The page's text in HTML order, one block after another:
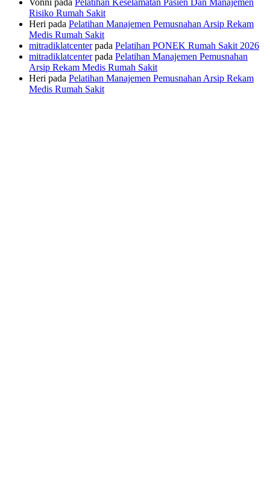
Vonni pada Pelatihan Keselamatan Pasien Dan Manajemen
Risiko Rumah Sakit
Heri pada Pelatihan Manajemen Pemusnahan Arsip Rekam
Medis Rumah Sakit
mitradiklatcenterpada Pelatihan PONEK Rumah Sakit 2026
mitradiklatcenterpada Pelatihan Manajemen Pemusnahan
Arsip Rekam Medis Rumah Sakit
Heri pada Pelatihan Manajemen Pemusnahan Arsip Rekam
Medis Rumah Sakit